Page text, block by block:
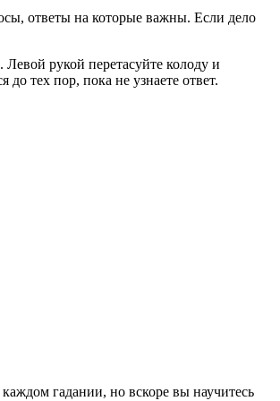
ответы на которые важны. Если дело
рукой перетасуйте колоду и
тех пор, пока не узнаете ответ.
гадании, но вскоре вы научитесь